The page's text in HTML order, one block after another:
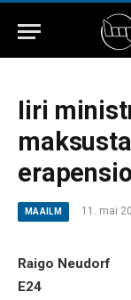
Iiri
MAAILM 11. mai
Raigo Neudorf
E24